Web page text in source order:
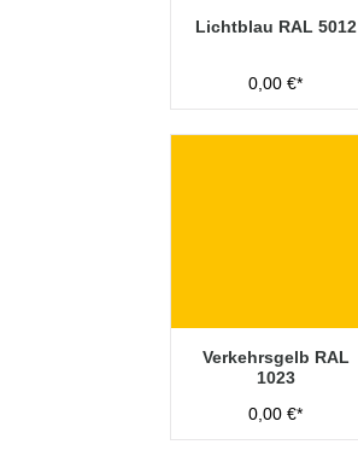
Lichtblau RAL 5012
0,00 €*
Verkehrsgelb RAL
1023
0,00 €*